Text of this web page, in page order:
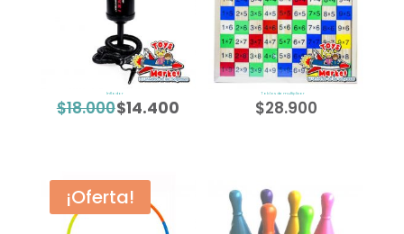
Inflador
$18.000El
$18.000.
$14.400El
Tablas de multiplicar
$28.900
¡Oferta!